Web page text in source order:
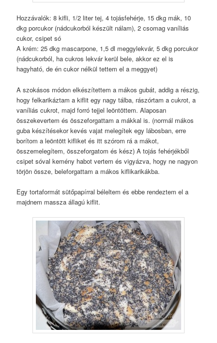
Hozzávalók: 8 kifli, 1/2 liter tej, 4 tojásfehérje, 15 dkg mák, 10
dkg porcukor (nádcukorból készült nálam), 2 csomag vaníliás
cukor, csipet só
A krém: 25 dkg mascarpone, 1,5 dl meggylekvár, 5 dkg porcukor
(nádcukorból, ha cukros lekvár kerül bele, akkor ez el is
hagyható, de én cukor nélkül tettem el a meggyet)
A szokásos módon elkészítettem a mákos gubát, addig a részig,
hogy felkarikáztam a kiflit egy nagy tálba, rászórtam a cukrot, a
vaníliás cukrot, majd forró tejjel leöntöttem. Alaposan
összekevertem és összeforgattam a mákkal is. (normál mákos
guba készítésekor kevés vajat melegítek egy lábosban, erre
borítom a leöntött kifliket és itt szórom rá a mákot,
összemelegítem, összeforgatom és kész) A tojás fehérjékből
csipet sóval kemény habot vertem és vigyázva, hogy ne nagyon
törjön össze, beleforgattam a mákos kiflikarikákba.
Egy tortaformát sütőpapírral béleltem és ebbe rendeztem el a
majdnem massza állagú kiflit.